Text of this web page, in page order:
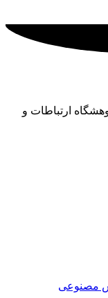
ارتباطات و
مصنوعی